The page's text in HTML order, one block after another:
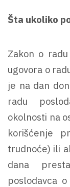
Šta ukoliko
Zakon o
ugovora o
je na dan
radu
okolnosti na
korišćenje
trudnoće) ili
dana
poslodavca